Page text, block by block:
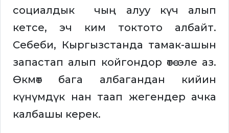
социалдык чың алуу күч алып
кетсе, эч ким токтото албайт.
Себеби, Кыргызстанда тамак-ашын
запастап алып койгондор өтө эле аз.
Өкмөт бага албагандан кийин
күнүмдүк нан таап жегендер ачка
калбашы керек.